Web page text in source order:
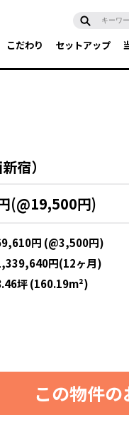
こだわり セットアップ
宿）
(@19,500円)
円 (@3,500円)
円(12ヶ月)
坪 (160.19m²)
この物件